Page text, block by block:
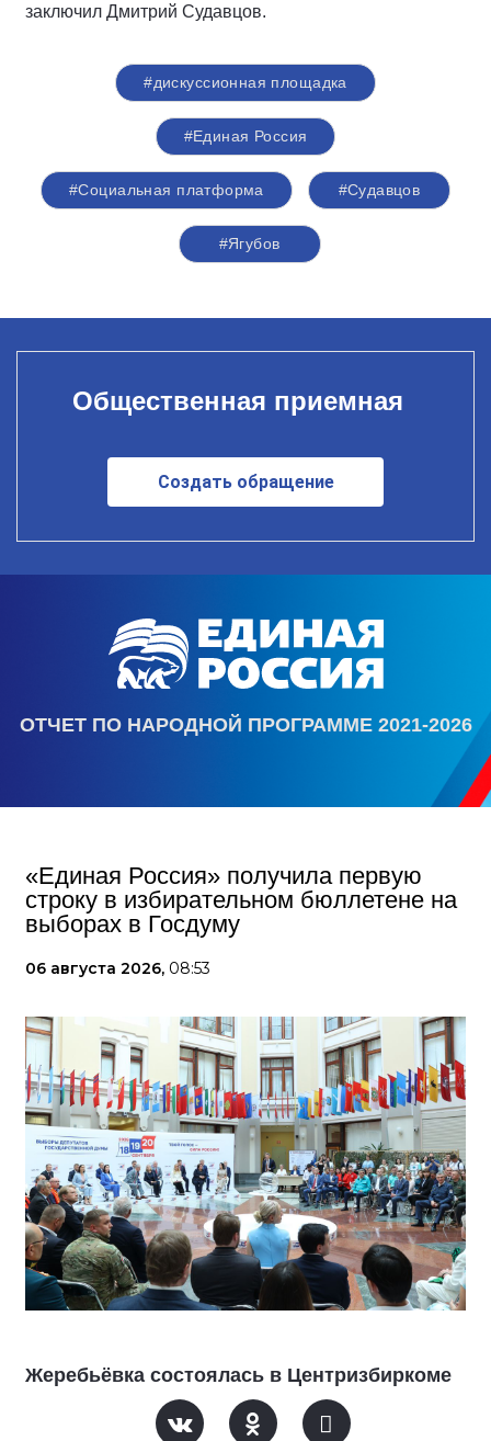
заключил Дмитрий Судавцов.
#дискуссионная площадка
#Единая Россия
#Социальная платформа #Судавцов
#Ягубов
Общественная приемная
Создать обращение
ОТЧЕТ ПО НАРОДНОЙ ПРОГРАММЕ 2021-2026
«Единая Россия» получила первую
строку в избирательном бюллетене на
выборах в Госдуму
06 августа 2026, 08:53
Жеребьёвка состоялась в Центризбиркоме